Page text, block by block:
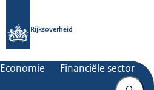
Rijksoverheid
Economie Financiële sector